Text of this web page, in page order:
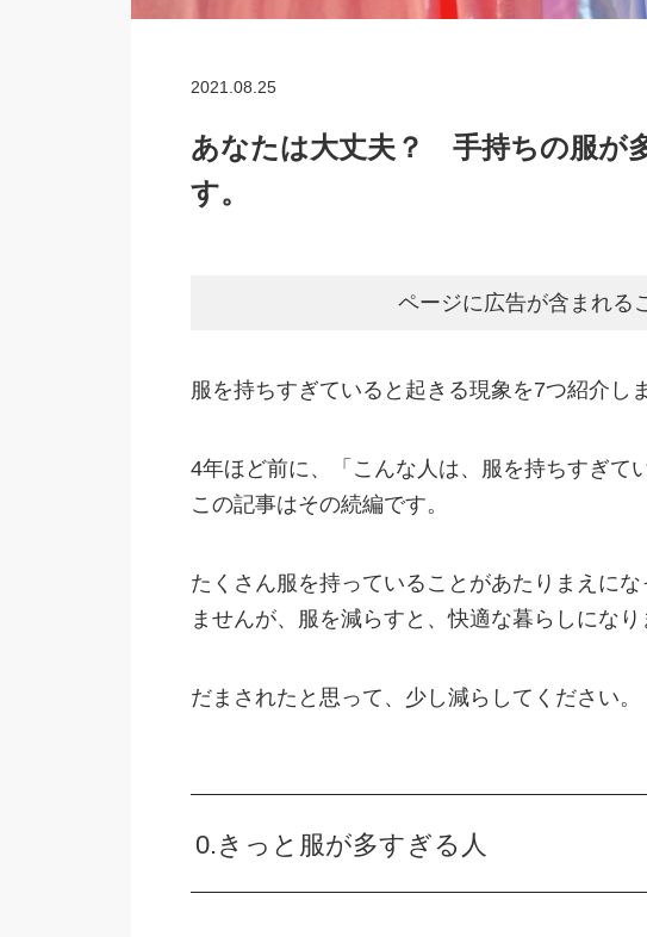
2021.08.25
あなたは大丈夫？ 手持ちの服が
す。
ページに広告が含まれる
服を持ちすぎていると起きる現象を7つ紹介しま
4年ほど前に、「こんな人は、服を持ちすぎて
この記事はその続編です。
たくさん服を持っていることがあたりまえに
ませんが、服を減らすと、快適な暮らしになり
だまされたと思って、少し減らしてください。
0.きっと服が多すぎる人